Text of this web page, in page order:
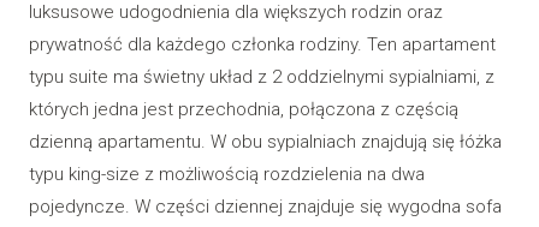
PL
luksusowe udogodnienia dla większych rodzin oraz
prywatność dla każdego członka rodziny. Ten apartament
typu suite ma świetny układ z 2 oddzielnymi sypialniami, z
których jedna jest przechodnia, połączona z częścią
dzienną apartamentu. W obu sypialniach znajdują się łóżka
typu king-size z możliwością rozdzielenia na dwa
pojedyncze. W części dziennej znajduje się wygodna sofa